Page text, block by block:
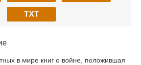
TXT
в мире книг о войне, положившая